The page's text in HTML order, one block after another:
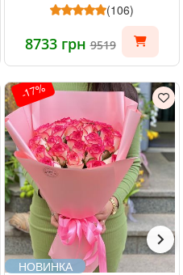
(106)
8733 грн9519
-17%
НОВИНКА